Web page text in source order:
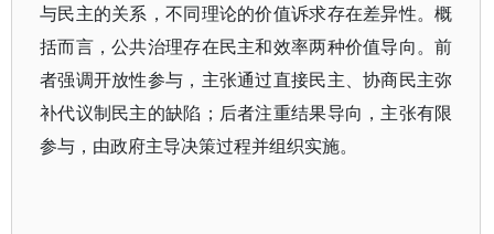
与民主的关系，不同理论的价值诉求存在差异性。概
括而言，公共治理存在民主和效率两种价值导向。前
者强调开放性参与，主张通过直接民主、协商民主弥
补代议制民主的缺陷；后者注重结果导向，主张有限
参与，由政府主导决策过程并组织实施。